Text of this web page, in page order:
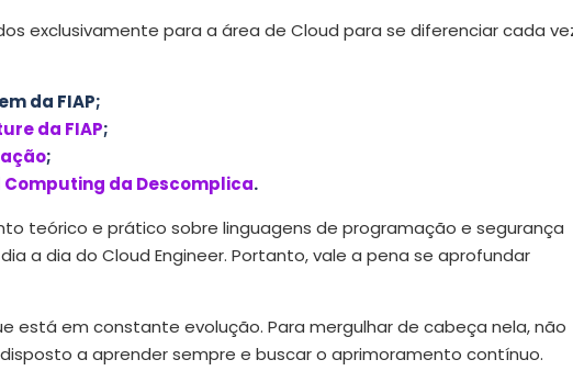
exclusivamente para a área de Cloud para se diferenciar cada
da FIAP;
da FIAP;
;
da Descomplica.
teórico e prático sobre linguagens de programação e segurança
a dia do Cloud Engineer. Portanto, vale a pena se aprofundar
está em constante evolução. Para mergulhar de cabeça nela, não
a aprender sempre e buscar o aprimoramento contínuo.